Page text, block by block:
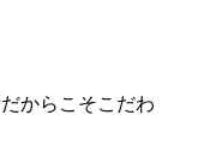
からこそこだわ